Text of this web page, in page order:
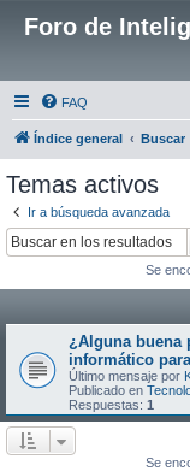
Foro de
FAQ
Índice general Buscar
Temas activos
Ir a búsqueda avanzada
Se
¿Alguna buena
informático
Último mensaje por
Publicado en
Respuestas: 1
Se